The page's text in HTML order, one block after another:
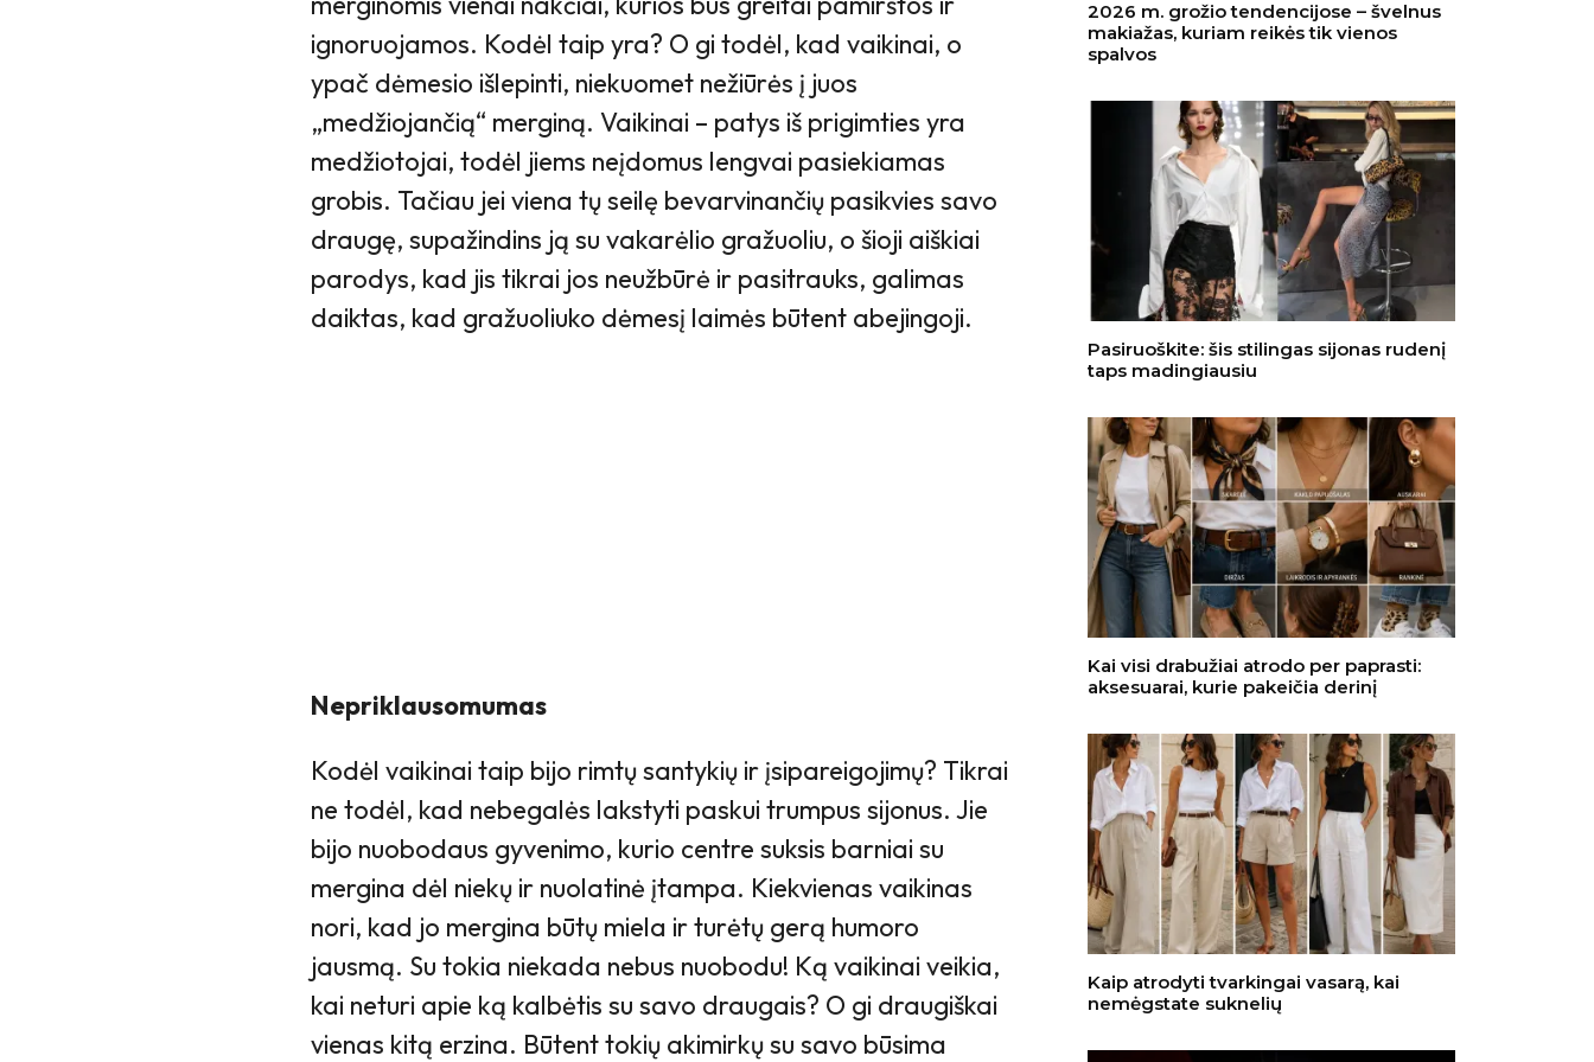
ignoruojamos. Kodėl taip yra? O gi todėl, kad vaikinai, o
ypač dėmesio išlepinti, niekuomet nežiūrės į juos
„medžiojančią“ merginą. Vaikinai – patys iš prigimties yra
medžiotojai, todėl jiems neįdomus lengvai pasiekiamas
grobis. Tačiau jei viena tų seilę bevarvinančių pasikvies savo
draugę, supažindins ją su vakarėlio gražuoliu, o šioji aiškiai
parodys, kad jis tikrai jos neužbūrė ir pasitrauks, galimas
daiktas, kad gražuoliuko dėmesį laimės būtent abejingoji.
Nepriklausomumas
Kodėl vaikinai taip bijo rimtų santykių ir įsipareigojimų? Tikrai
ne todėl, kad nebegalės lakstyti paskui trumpus sijonus. Jie
bijo nuobodaus gyvenimo, kurio centre suksis barniai su
mergina dėl niekų ir nuolatinė įtampa. Kiekvienas vaikinas
nori, kad jo mergina būtų miela ir turėtų gerą humoro
jausmą. Su tokia niekada nebus nuobodu! Ką vaikinai veikia,
kai neturi apie ką kalbėtis su savo draugais? O gi draugiškai
vienas kitą erzina. Būtent tokių akimirkų su savo būsima
2026 m. grožio tendencijose – švelnus
makiažas, kuriam reikės tik vienos
spalvos
Pasiruoškite: šis stilingas sijonas rudenį
taps madingiausiu
Kai visi drabužiai atrodo per paprasti:
aksesuarai, kurie pakeičia derinį
Kaip atrodyti tvarkingai vasarą, kai
nemėgstate suknelių